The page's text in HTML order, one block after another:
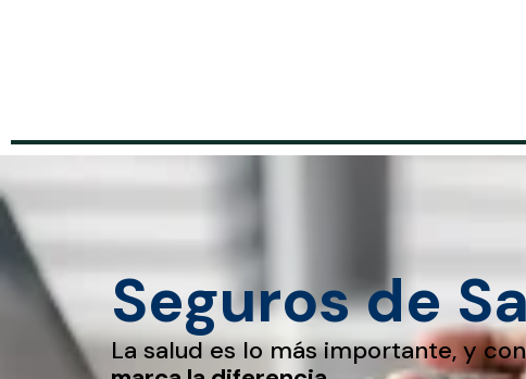
Seguros de
La salud es lo más importante, y